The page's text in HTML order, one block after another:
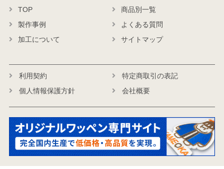
TOP
商品別一覧
製作事例
よくある質問
加工について
サイトマップ
利用契約
特定商取引の表記
個人情報保護方針
会社概要